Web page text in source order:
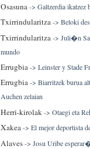
Osasuna-> Galtzerdia ikatzez
Txirrindularitza-> Beloki
Txirrindularitza -> Juli�n
mundo
Errugbia-> Leinster y Stade
Errugbia-> Biarritzek burua
Auchen zelaian
Herri-kirolak-> Otaegi eta
Xakea-> El mejor deportista
Alaves-> Josu Uribe